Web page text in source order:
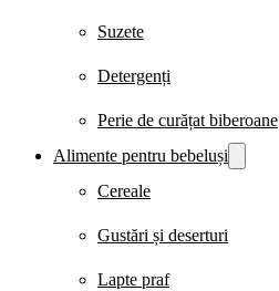
Suzete
Detergenți
Perie de curățat biberoane
Alimente pentru bebeluși
Cereale
Gustări și deserturi
Lapte praf